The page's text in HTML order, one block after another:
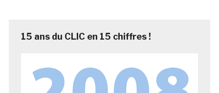
15 ans du CLIC en 15 chiffres !